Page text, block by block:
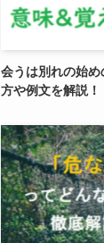
会うは別れの始
方や例文を解説！